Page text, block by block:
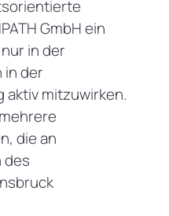
GmbH ein
in der
in der
aktiv mitzuwirken.
die an
des